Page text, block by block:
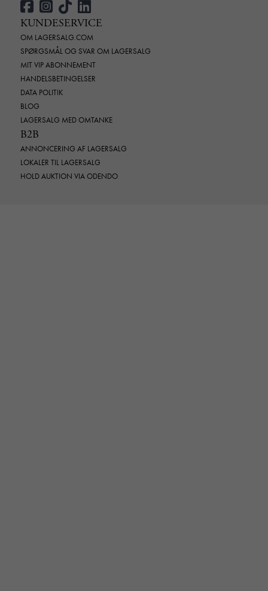
KUNDESERVICE
OM LAGERSALG.COM
SPØRGSMÅL OG SVAR OM LAGERSALG
MIT VIP ABONNEMENT
HANDELSBETINGELSER
DATA POLITIK
BLOG
LAGERSALG MED OMTANKE
B2B
ANNONCERING AF LAGERSALG
LOKALER TIL LAGERSALG
HOLD AUKTION VIA ODENDO